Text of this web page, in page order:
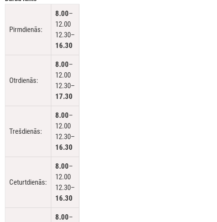
Pirmdienās:
8.00–
12.00
12.30–
16.30
Otrdienās:
8.00–
12.00
12.30–
17.30
Trešdienās:
8.00–
12.00
12.30–
16.30
Ceturtdienās:
8.00–
12.00
12.30–
16.30
8.00–